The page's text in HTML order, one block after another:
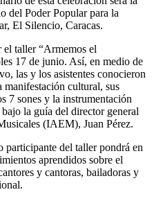
del Poder Popular para la
El Silencio, Caracas.
el taller “Armemos el
17 de junio. Así, en medio de
las y los asistentes conocieron
manifestación cultural, sus
7 sones y la instrumentación
la guía del director general
(IAEM), Juan Pérez.
del taller pondrá en
aprendidos sobre el
y cantoras, bailadoras y